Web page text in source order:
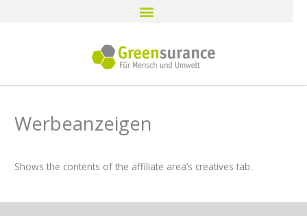
Werbeanzeigen
Shows the contents of the affiliate area’s creatives tab.